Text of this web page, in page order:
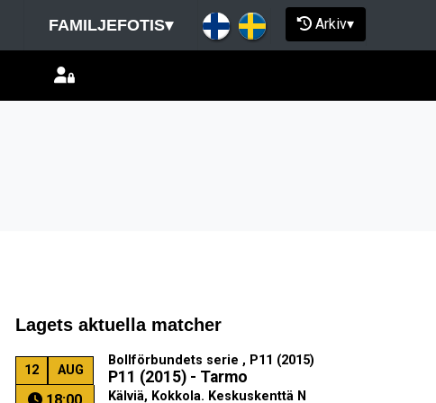
FAMILJEFOTIS▾ Arkiv▾
Lagets aktuella matcher
12 AUG
Bollförbundets serie , P11 (2015)
P11 (2015) - Tarmo
Kälviä, Kokkola. Keskuskenttä N